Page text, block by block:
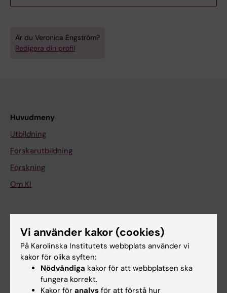
Är du Veronica Engström?
Redigera din profil
Huvudmeny
Utbildning
Forskarutbildning
Forskning
Om KI
Nyheter
Kalender
Vi använder kakor (cookies)
På Karolinska Institutets webbplats använder vi
kakor för olika syften:
Nödvändiga kakor för att webbplatsen ska
fungera korrekt.
Kakor för analys för att förstå hur